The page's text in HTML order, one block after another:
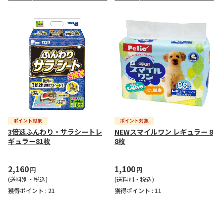
3倍速ふんわり・サラシートレ
ギュラー81枚
2,160円
(送料別・税込)
獲得ポイント : 21
NEWスマイルワン レギュラー 8
8枚
1,100円
(送料別・税込)
獲得ポイント : 11